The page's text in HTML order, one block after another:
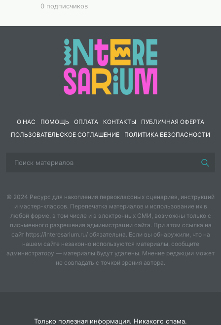
из гладкой пряжи.
Я вязала очень плотно пряжей YarnArt Jeans
(55% хлопок+ 45% полиакрил, 50 г-160 м).
Крючок 1,25 мм.
Мой дракончик получился ростом 15 см.
И я вязала свободно пряжей Alize Softy
(100% микрополиэстер, 50 г-115 м).
Дракон получился ростом 21 см.
0 подписчиков
О НАС ПОМОЩЬ ОПЛАТА КОНТАКТЫ
ПУБЛИЧНАЯ ОФЕРТА
ПОЛЬЗОВАТЕЛЬСКОЕ СОГЛАШЕНИЕ
ПОЛИТИКА БЕЗОПАСНОСТИ
© 2024 Ресурс для накопления первоклассных сценариев, инструкций
и мастер-классов. Перепечатка материалов и использование их в
любой форме, в том числе и в электронных СМИ, возможны только с
письменного разрешения администрации сайта. При этом ссылка на
сайт https://interesarium.ru/ обязательна. Если вы обнаружили, что на
нашем сайте незаконно используются материалы, сообщите
администратору — материалы будут удалены. Мнение редакции может
не совпадать с точкой зрения автора.
Только полезная информация. Никакого спама.